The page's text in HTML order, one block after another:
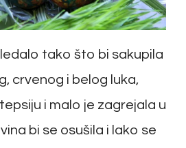
tako što bi sakupila
crvenog i belog luka,
i malo je zagrejala u
bi se osušila i lako se